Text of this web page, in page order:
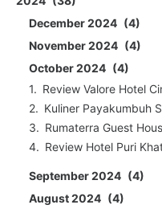
December 2024
4
November 2024
4
October 2024
4
Review Valore Hotel
Kuliner Payakumbuh
Rumaterra Guest
Review Hotel Puri
September 2024
4
August 2024
4